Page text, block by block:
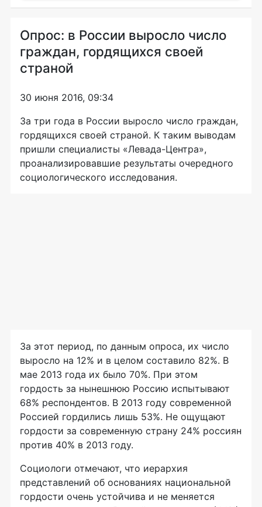
Опрос: в России выросло число
граждан, гордящихся своей
страной
30 июня 2016, 09:34
За три года в России выросло число граждан,
гордящихся своей страной. К таким выводам
пришли специалисты «Левада-Центра»,
проанализировавшие результаты очередного
социологического исследования.
За этот период, по данным опроса, их число
выросло на 12% и в целом составило 82%. В
мае 2013 года их было 70%. При этом
гордость за нынешнюю Россию испытывают
68% респондентов. В 2013 году современной
Россией гордились лишь 53%. Не ощущают
гордости за современную страну 24% россиян
против 40% в 2013 году.
Социологи отмечают, что иерархия
представлений об основаниях национальной
гордости очень устойчива и не меняется